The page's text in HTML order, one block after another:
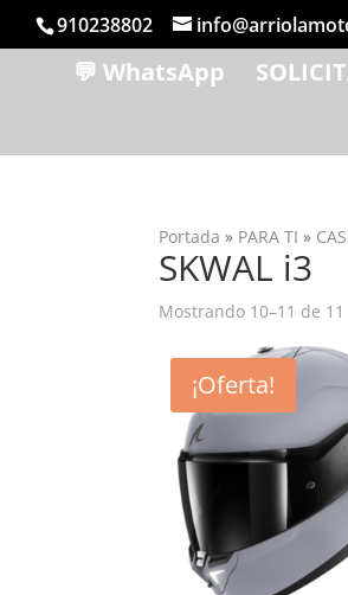
910238802
💬 WhatsApp
Portada » PARA TI »
SKWAL i3
Mostrando 10–11 de
¡Oferta!